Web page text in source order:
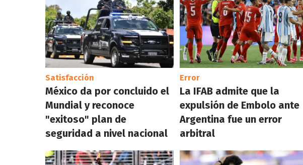
Satisfacción
México da por concluido el
Mundial y reconoce
"exitoso" plan de
seguridad a nivel nacional
Error
La IFAB admite que la
expulsión de Embolo ante
Argentina fue un error
arbitral